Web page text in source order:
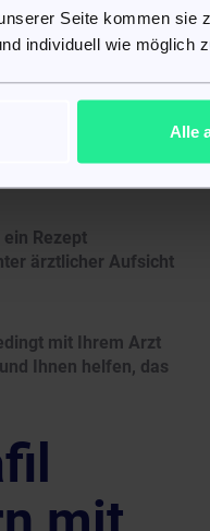
Seite kommen sie
individuell wie möglich
Alle
oder veränderte
Dies kann für
ein
Ihren Arzt. Er
Rezept
ärztlicher Aufsicht
mit Ihrem Arzt
Ihnen helfen, das